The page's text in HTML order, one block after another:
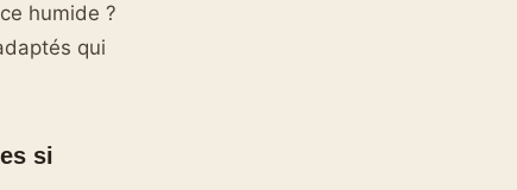
humide ?
qui
si